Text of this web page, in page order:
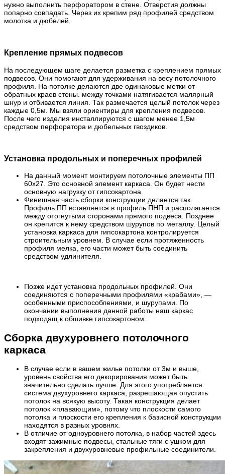
нужно выполнить перфоратором в стене. Отверстия должны
попарно совпадать. Через их крепим ряд профилей средством
молотка и дюбелей.
Крепление прямых подвесов
На последующем шаге делается разметка с креплением прямых
подвесов. Они помогают для удерживания на весу потолочного
профиля. На потолке делаются две одинаковые метки от
обратных краев стены. между точками натягивается малярный
шнур и отбивается линия. Так размечается целый потолок через
каждые 0,5м. Мы взяли ориентиры для крепления подвесов.
После чего изделия инсталлируются с шагом менее 1,5м
средством перфоратора и дюбельных гвоздиков.
Установка продольных и поперечных профилей
На данный момент монтируем потолочные элементы ПП
60х27. Это основной элемент каркаса. Он будет нести
основную нагрузку от гипсокартона.
Финишная часть сборки конструкции делается так.
Профиль ПП вставляется в профиль ПНП и располагается
между отогнутыми сторонами прямого подвеса. Позднее
он крепится к нему средством шурупов по металлу. Целый
установка каркаса для гипсокартона контролируется
строительным уровнем. В случае если протяженность
профиля мелка, его части может быть соединить
средством удлинителя.
Позже идет установка продольных профилей. Они
соединяются с поперечными профилями «крабами», —
особенными приспособлениями, и шурупами. По
окончании выполнения данной работы наш каркас
подходящ к обшивке гипсокартоном.
Сборка двухуровнего потолочного
каркаса
В случае если в вашем жилье потолки от 3м и выше,
уровень свойства его декорирования может быть
значительно сделать лучше. Для этого употребляется
система двухуровнего каркаса, разрешающая опустить
потолок на всякую высоту. Такая конструкция делает
потолок «плавающим», потому что плоскости самого
потолка и плоскости его крепления к базисной конструкции
находятся в разных уровнях.
В отличие от одноуровнего потолка, в набор частей здесь
входят зажимные подвесы, стальные тяги с ушком для
закрепления и двухуровневые профильные соединители.